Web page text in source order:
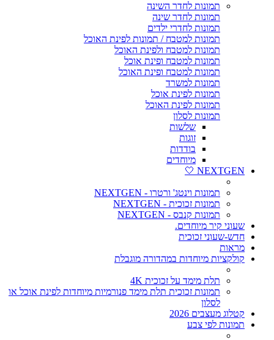
תמונות לחדר השינה
תמונות לחדר שינה
תמונות לחדרי ילדים
תמונות למטבח / תמונות לפינת האוכל
תמונות למטבח ולפינת האוכל
תמונות למטבח ופינת אוכל
תמונות למטבח ופינת האוכל
תמונות למשרד
תמונות לפינת אוכל
תמונות לפינת האוכל
תמונות לסלון
שלשות
זוגות
בודדות
מיוחדים
NEXTGEN 🤍
תמונות וינטג' ורטרו - NEXTGEN
תמונות זכוכית - NEXTGEN
תמונות קנבס - NEXTGEN
שעוני קיר מיוחדים.
חדש-שעוני זכוכית
מראות
קולקציות מיוחדות במהדורה מוגבלת
תלת מימד על זכוכית 4K
תמונות זכוכית תלת מימד פנורמיות מיוחדות לפינת אוכל או
לסלון
קטלוג מעצבים 2026
תמונות לפי צבע